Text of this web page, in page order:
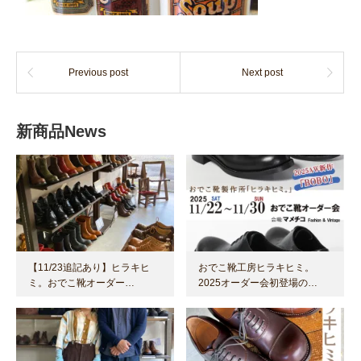
Previous post Next post
新商品News
【11/23追記あり】ヒラキヒ
ミ。おでこ靴オーダー…
おでこ靴工房ヒラキヒミ。
2025オーダー会初登場の…